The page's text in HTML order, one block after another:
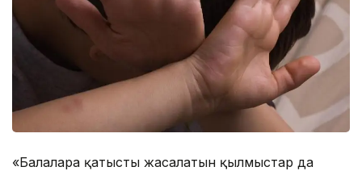
«Балаларға қатысты жасалатын қылмыстар да